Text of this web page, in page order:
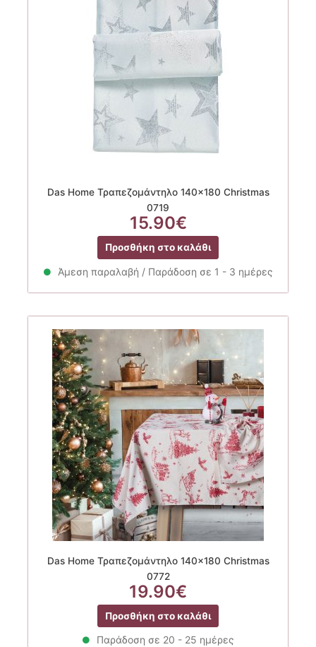
Das Home Τραπεζομάντηλο 140×180 Christmas
0719
15.90€
Προσθήκη στο καλάθι
Άμεση παραλαβή / Παράδοση σε 1 - 3 ημέρες
Das Home Τραπεζομάντηλο 140×180 Christmas
0772
19.90€
Προσθήκη στο καλάθι
Παράδοση σε 20 - 25 ημέρες